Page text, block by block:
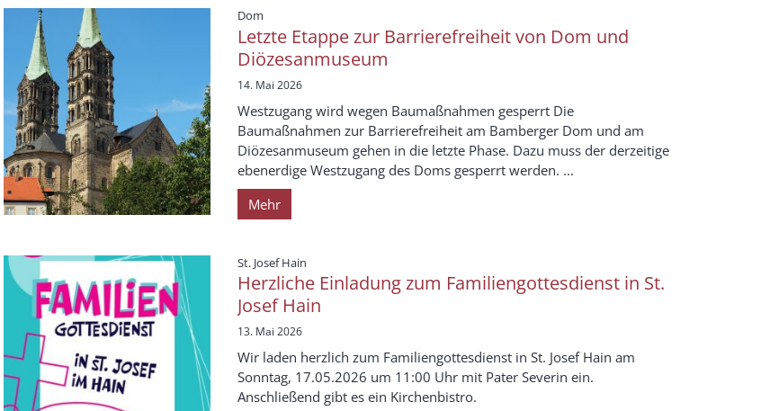
Dom
Letzte Etappe zur Barrierefreiheit von Dom und
Diözesanmuseum
14. Mai 2026
Westzugang wird wegen Baumaßnahmen gesperrt Die
Baumaßnahmen zur Barrierefreiheit am Bamberger Dom und am
Diözesanmuseum gehen in die letzte Phase. Dazu muss der derzeitige
ebenerdige Westzugang des Doms gesperrt werden. ...
Mehr
St. Josef Hain
Herzliche Einladung zum Familiengottesdienst in St.
Josef Hain
13. Mai 2026
Wir laden herzlich zum Familiengottesdienst in St. Josef Hain am
Sonntag, 17.05.2026 um 11:00 Uhr mit Pater Severin ein.
Anschließend gibt es ein Kirchenbistro.